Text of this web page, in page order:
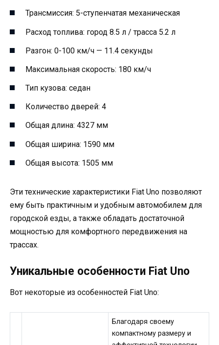
Трансмиссия: 5-ступенчатая механическая
Расход топлива: город 8.5 л / трасса 5.2 л
Разгон: 0-100 км/ч — 11.4 секунды
Максимальная скорость: 180 км/ч
Тип кузова: седан
Количество дверей: 4
Общая длина: 4327 мм
Общая ширина: 1590 мм
Общая высота: 1505 мм
Эти технические характеристики Fiat Uno позволяют
ему быть практичным и удобным автомобилем для
городской езды, а также обладать достаточной
мощностью для комфортного передвижения на
трассах.
Уникальные особенности Fiat Uno
Вот некоторые из особенностей Fiat Uno:
Благодаря своему
компактному размеру и